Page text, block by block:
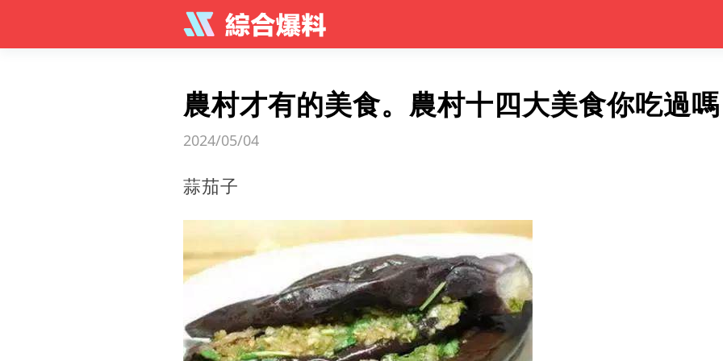
農村才有的美食。農村十四大美食你吃過
2024/05/04
蒜茄子